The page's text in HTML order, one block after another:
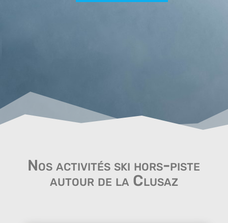
Nos activités ski hors-piste
autour de la Clusaz